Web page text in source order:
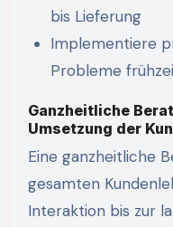
bis Lieferung
Implementiere
Probleme
Ganzheitliche
Umsetzung der
Eine ganzheitliche Beratung betrachtet den
gesamten
Interaktion bis zur